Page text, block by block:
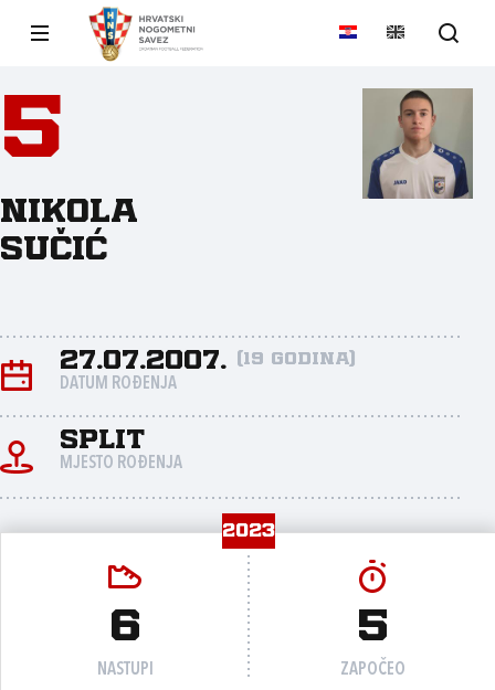
5
Nikola
Sučić
27.07.2007. (19 godina)
DATUM ROĐENJA
Split
MJESTO ROĐENJA
2023
6
NASTUPI
5
ZAPOČEO